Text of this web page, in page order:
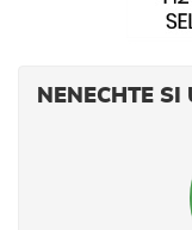
NENECHTE SI